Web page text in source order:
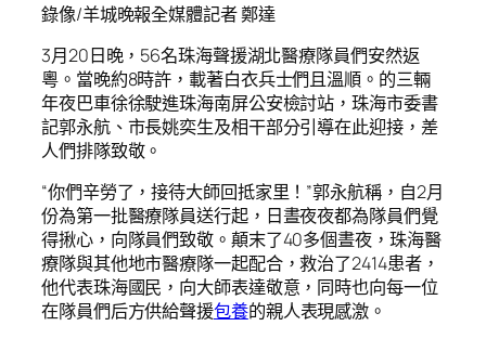
錄像/羊城晚報全媒體記者 鄭達
3月20日晚，56名珠海聲援湖北醫療隊員們安然返
粵。當晚約8時許，載著白衣兵士們且溫順。的三輛
年夜巴車徐徐駛進珠海南屏公安檢討站，珠海市委書
記郭永航、市長姚奕生及相干部分引導在此迎接，差
人們排隊致敬。
“你們辛勞了，接待大師回抵家里！”郭永航稱，自2月
份為第一批醫療隊員送行起，日晝夜夜都為隊員們覺
得揪心，向隊員們致敬。顛末了40多個晝夜，珠海醫
療隊與其他地市醫療隊一起配合，救治了2414患者，
他代表珠海國民，向大師表達敬意，同時也向每一位
在隊員們后方供給聲援包養的親人表現感激。